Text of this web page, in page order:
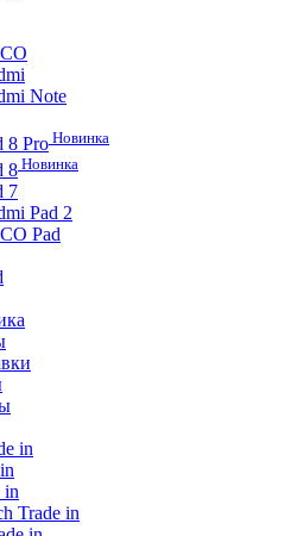
Note
8 Pro Новинка
8 Новинка
7
Pad 2
Pad
in
in
Trade in